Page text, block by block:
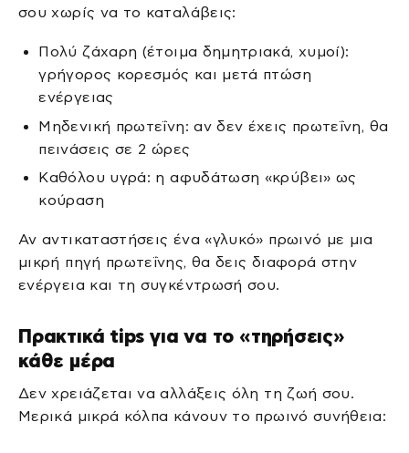
σου χωρίς να το καταλάβεις:
Πολύ ζάχαρη (έτοιμα δημητριακά, χυμοί):
γρήγορος κορεσμός και μετά πτώση
ενέργειας
Μηδενική πρωτεΐνη: αν δεν έχεις πρωτεΐνη, θα
πεινάσεις σε 2 ώρες
Καθόλου υγρά: η αφυδάτωση «κρύβει» ως
κούραση
Αν αντικαταστήσεις ένα «γλυκό» πρωινό με μια
μικρή πηγή πρωτεΐνης, θα δεις διαφορά στην
ενέργεια και τη συγκέντρωσή σου.
Πρακτικά tips για να το «τηρήσεις»
κάθε μέρα
Δεν χρειάζεται να αλλάξεις όλη τη ζωή σου.
Μερικά μικρά κόλπα κάνουν το πρωινό συνήθεια: